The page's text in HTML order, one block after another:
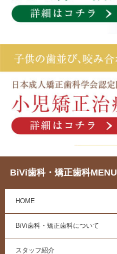
BiVi歯科・矯正歯科MENU
HOME
BiVi歯科・矯正歯科について
スタッフ紹介